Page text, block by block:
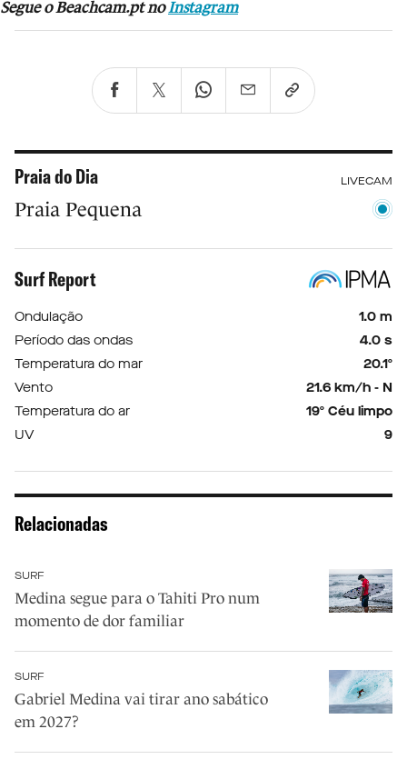
Segue o Beachcam.pt noInstagram
Praia do Dia LIVECAM
Praia Pequena
Surf Report
Ondulação
1.0 m
Período das ondas
4.0 s
Temperatura do mar
20.1º
Vento
21.6 km/h - N
Temperatura do ar
19º Céu limpo
UV
9
Relacionadas
SURF
Medina segue para o Tahiti Pro num
momento de dor familiar
SURF
Gabriel Medina vai tirar ano sabático
em 2027?